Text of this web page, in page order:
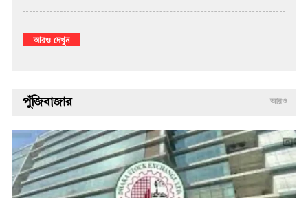
আরও দেখুন
পুঁজিবাজার আরও